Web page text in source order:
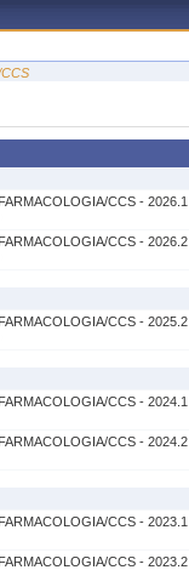
CCS - 2026.1
CCS - 2026.2
CCS - 2025.2
CCS - 2024.1
CCS - 2024.2
CCS - 2023.1
CCS - 2023.2